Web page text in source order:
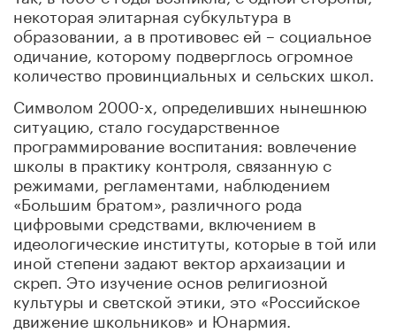
некоторая элитарная субкультура в
образовании, а в противовес ей – социальное
одичание, которому подверглось огромное
количество провинциальных и сельских школ.
Символом 2000-х, определивших нынешнюю
ситуацию, стало государственное
программирование воспитания: вовлечение
школы в практику контроля, связанную с
режимами, регламентами, наблюдением
«Большим братом», различного рода
цифровыми средствами, включением в
идеологические институты, которые в той или
иной степени задают вектор архаизации и
скреп. Это изучение основ религиозной
культуры и светской этики, это «Российское
движение школьников» и Юнармия.